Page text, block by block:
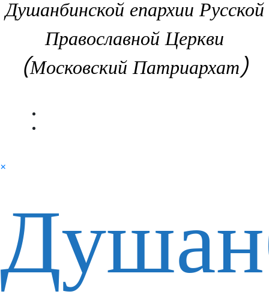
Душанбинской епархии Русской
Православной Церкви
(Московский Патриархат)
×